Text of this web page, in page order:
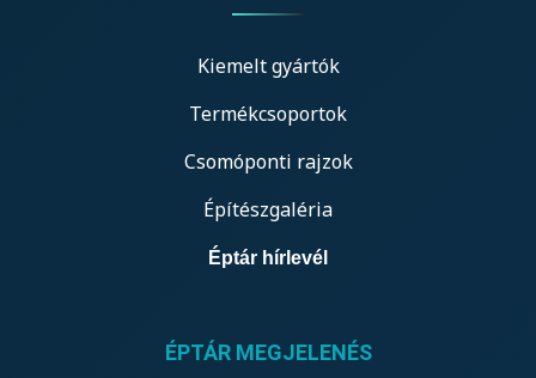
Kiemelt gyártók
Termékcsoportok
Csomóponti rajzok
Építészgaléria
Éptár hírlevél
ÉPTÁR MEGJELENÉS